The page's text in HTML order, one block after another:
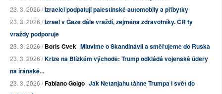
23. 3. 2026 /Izraelci podpalují palestinské automobily a příbytky
23. 3. 2026 /Izrael v Gaze dále vraždí, zejména zdravotníky. ČR ty
vraždy podporuje
23. 3. 2026 /Boris Cvek Mluvíme o Skandinávii a směřujeme do Ruska
23. 3. 2026 /Krize na Blízkém východě: Trump odkládá vojenské údery
na íránské...
23. 3. 2026 /Fabiano Golgo Jak Netanjahu táhne Trumpa i svět do